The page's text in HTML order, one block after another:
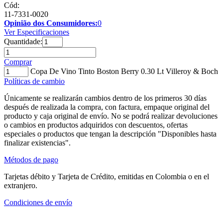
Cód:
11-7331-0020
Opinião dos Consumidores:0
Ver Especificaciones
Quantidade:
Comprar
Copa De Vino Tinto Boston Berry 0.30 Lt Villeroy & Boch
Políticas de cambio
Únicamente se realizarán cambios dentro de los primeros 30 días
después de realizada la compra, con factura, empaque original del
producto y caja original de envío. No se podrá realizar devoluciones
o cambios en productos adquiridos con descuentos, ofertas
especiales o productos que tengan la descripción "Disponibles hasta
finalizar existencias".
Métodos de pago
Tarjetas débito y Tarjeta de Crédito, emitidas en Colombia o en el
extranjero.
Condiciones de envío